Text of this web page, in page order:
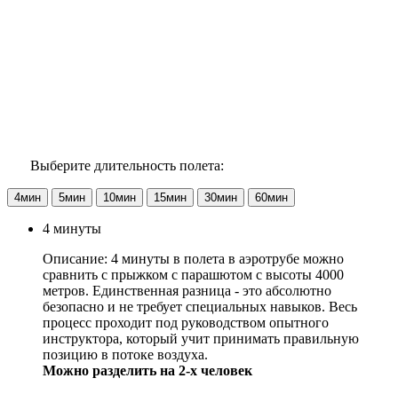
Выберите длительность полета:
4мин 5мин 10мин 15мин 30мин 60мин
4 минуты
Описание: 4 минуты в полета в аэротрубе можно
сравнить с прыжком с парашютом с высоты 4000
метров. Единственная разница - это абсолютно
безопасно и не требует специальных навыков. Весь
процесс проходит под руководством опытного
инструктора, который учит принимать правильную
позицию в потоке воздуха.
Можно разделить на 2-х человек